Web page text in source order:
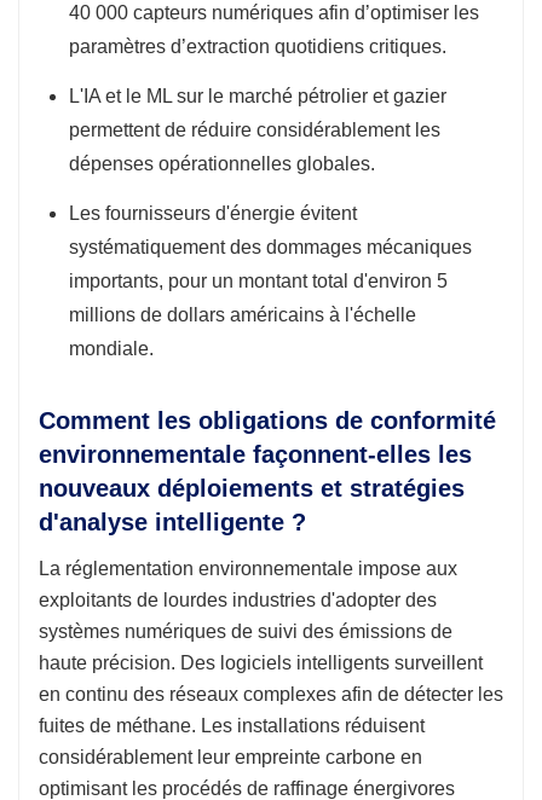
40 000 capteurs numériques afin d’optimiser les
paramètres d’extraction quotidiens critiques.
L'IA et le ML sur le marché pétrolier et gazier
permettent de réduire considérablement les
dépenses opérationnelles globales.
Les fournisseurs d'énergie évitent
systématiquement des dommages mécaniques
importants, pour un montant total d'environ 5
millions de dollars américains à l'échelle
mondiale.
Comment les obligations de conformité
environnementale façonnent-elles les
nouveaux déploiements et stratégies
d'analyse intelligente ?
La réglementation environnementale impose aux
exploitants de lourdes industries d'adopter des
systèmes numériques de suivi des émissions de
haute précision. Des logiciels intelligents surveillent
en continu des réseaux complexes afin de détecter les
fuites de méthane. Les installations réduisent
considérablement leur empreinte carbone en
optimisant les procédés de raffinage énergivores